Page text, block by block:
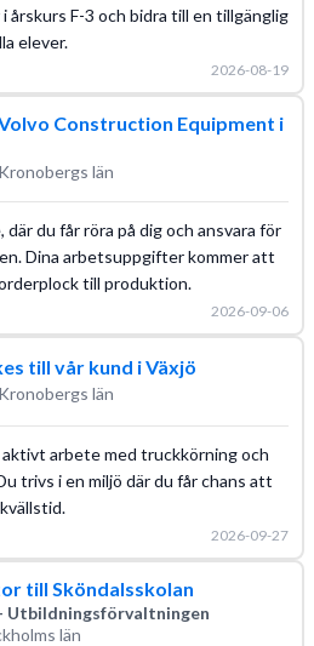
årskurs F-3 och bidra till en tillgänglig
elever.
2026-08-19
Construction Equipment i
län
du får röra på dig och ansvara för
Dina arbetsuppgifter kommer att
till produktion.
2026-09-06
till vår kund i Växjö
län
arbete med truckkörning och
trivs i en miljö där du får chans att
2026-09-27
till Sköndalsskolan
Utbildningsförvaltningen
län